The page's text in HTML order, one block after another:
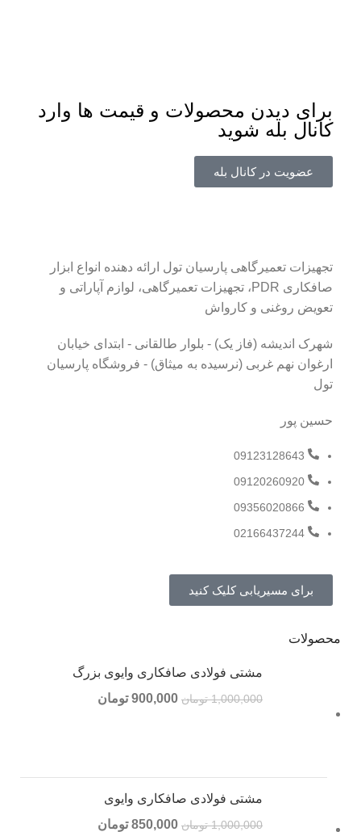
برای دیدن محصولات و قیمت ها وارد
کانال بله شوید
عضویت در کانال بله
تجهیزات تعمیرگاهی پارسیان تول ارائه دهنده انواع ابزار
صافکاری PDR، تجهیزات تعمیرگاهی، لوازم آپاراتی و
تعویض روغنی و کارواش
شهرک اندیشه (فاز یک) - بلوار طالقانی - ابتدای خیابان
ارغوان نهم غربی (نرسیده به میثاق) - فروشگاه پارسیان
تول
حسین پور
09123128643
09120260920
09356020866
02166437244
برای مسیریابی کلیک کنید
محصولات
مشتی فولادی صافکاری وایوی بزرگ
1,000,000 تومان 900,000 تومان
مشتی فولادی صافکاری وایوی
1,000,000 تومان 850,000 تومان